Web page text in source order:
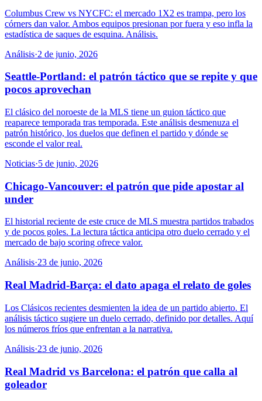
Columbus Crew vs NYCFC: el mercado 1X2 es trampa, pero los
córners dan valor. Ambos equipos presionan por fuera y eso infla la
estadística de saques de esquina. Análisis.
Análisis·2 de junio, 2026
Seattle-Portland: el patrón táctico que se repite y que
pocos aprovechan
El clásico del noroeste de la MLS tiene un guion táctico que
reaparece temporada tras temporada. Este análisis desmenuza el
patrón histórico, los duelos que definen el partido y dónde se
esconde el valor real.
Noticias·5 de junio, 2026
Chicago-Vancouver: el patrón que pide apostar al
under
El historial reciente de este cruce de MLS muestra partidos trabados
y de pocos goles. La lectura táctica anticipa otro duelo cerrado y el
mercado de bajo scoring ofrece valor.
Análisis·23 de junio, 2026
Real Madrid-Barça: el dato apaga el relato de goles
Los Clásicos recientes desmienten la idea de un partido abierto. El
análisis táctico sugiere un duelo cerrado, definido por detalles. Aquí
los números fríos que enfrentan a la narrativa.
Análisis·23 de junio, 2026
Real Madrid vs Barcelona: el patrón que calla al
goleador